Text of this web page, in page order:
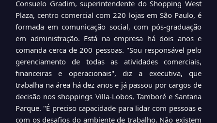
Consuelo Gradim, superintendente do Shopping West
Plaza, centro comercial com 220 lojas em São Paulo, é
formada em comunicação social, com pós-graduação
em administração. Está na empresa há dois anos e
comanda cerca de 200 pessoas. "Sou responsável pelo
gerenciamento de todas as atividades comerciais,
financeiras e operacionais", diz a executiva, que
trabalha na área há dez anos e já passou por cargos de
decisão nos shoppings Villa-Lobos, Tamboré e Santana
Parque. "É preciso capacidade para lidar com pessoas e
com os desafios do ambiente de trabalho. Não existem